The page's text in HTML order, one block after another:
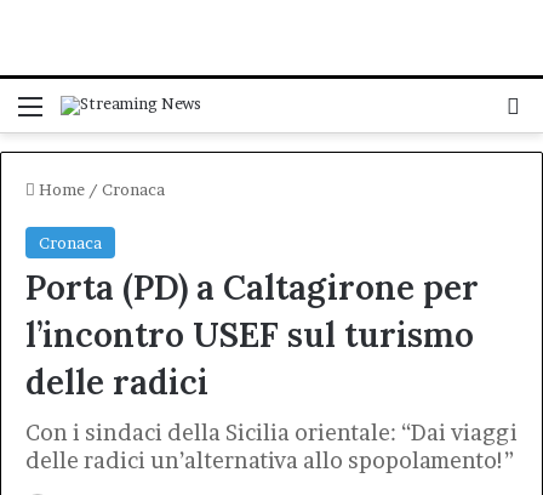
Menu
Home / Cronaca
Cronaca
Porta (PD) a Caltagirone per
l’incontro USEF sul turismo
delle radici
Con i sindaci della Sicilia orientale: “Dai viaggi
delle radici un’alternativa allo spopolamento!”